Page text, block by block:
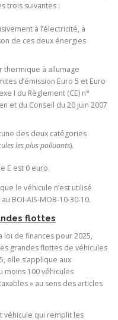
trois suivantes :
à l’électricité, à
de ces deux énergies
thermique à allumage
d’émission Euro 5 et Euro
I du Règlement (CE) n°
et du Conseil du 20 juin 2007
des deux catégories
les plus polluants).
E est 0 euro.
le véhicule n’est utilisé
BOI-AIS-MOB-10-30-10.
flottes
loi de finances pour 2025,
grandes flottes de véhicules
elle s’applique aux
moins 100 véhicules
» au sens des articles
véhicule qui remplit les